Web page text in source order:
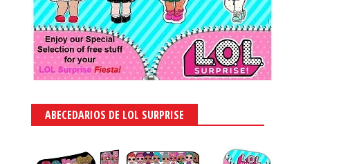
ABECEDARIOS DE LOL SURPRISE